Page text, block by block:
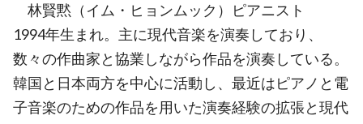
林賢黙（イム・ヒョンムック）ピアニスト
1994年生まれ。主に現代音楽を演奏しており、
数々の作曲家と協業しながら作品を演奏している。
韓国と日本両方を中心に活動し、最近はピアノと電
子音楽のための作品を用いた演奏経験の拡張と現代